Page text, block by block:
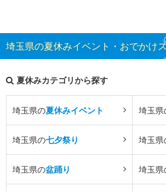
埼玉県の夏休みイベント・おでかけ
夏休みカテゴリから探す
埼玉県の夏休みイベント 埼玉県
埼玉県の七夕祭り 埼玉県
埼玉県の盆踊り 埼玉県